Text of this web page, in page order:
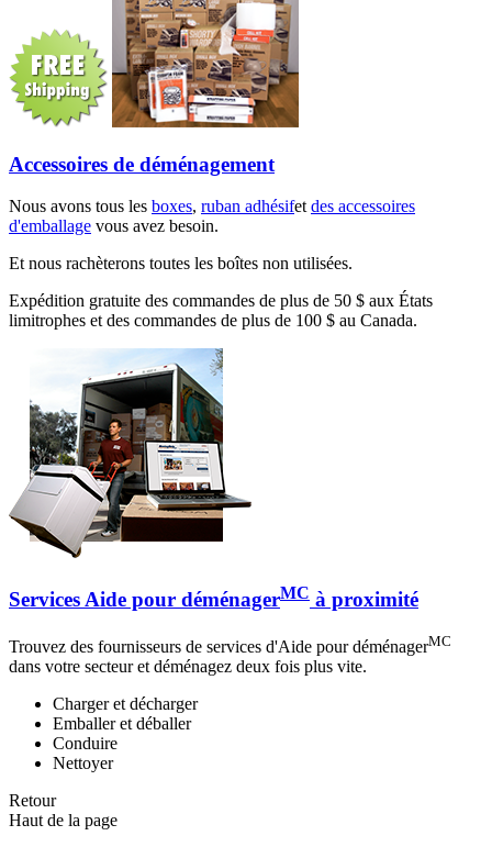
Accessoires de déménagement
Nous avons tous les boxes, ruban adhésifet des accessoires
d'emballage vous avez besoin.
Et nous rachèterons toutes les boîtes non utilisées.
Expédition gratuite des commandes de plus de 50 $ aux États
limitrophes et des commandes de plus de 100 $ au Canada.
Services Aide pour déménagerMC à proximité
Trouvez des fournisseurs de services d'Aide pour déménagerMC
dans votre secteur et déménagez deux fois plus vite.
Charger et décharger
Emballer et déballer
Conduire
Nettoyer
Retour
Haut de la page